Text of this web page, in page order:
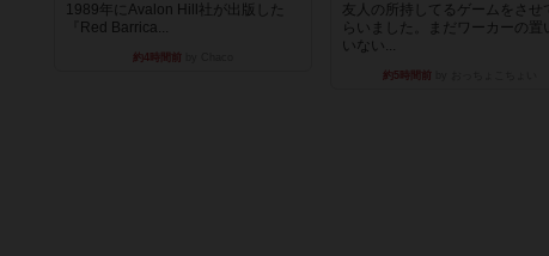
1989年にAvalon Hill社が出版した
『Red Barrica...
約4時間前
友人の所持してるゲームをさせ
らいました。まだワーカーの置
いない...
約5時間前